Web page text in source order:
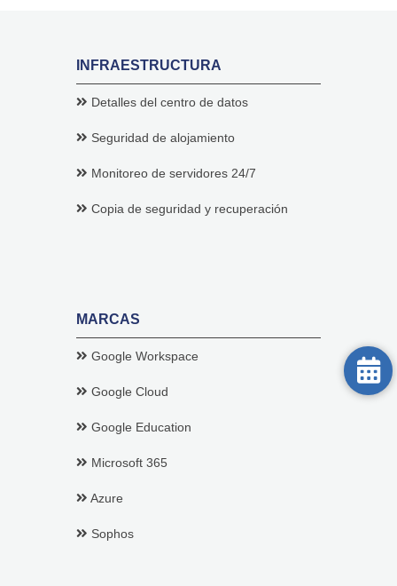
INFRAESTRUCTURA
Detalles del centro de datos
Seguridad de alojamiento
Monitoreo de servidores 24/7
Copia de seguridad y recuperación
MARCAS
Google Workspace
Google Cloud
Google Education
Microsoft 365
Azure
Sophos